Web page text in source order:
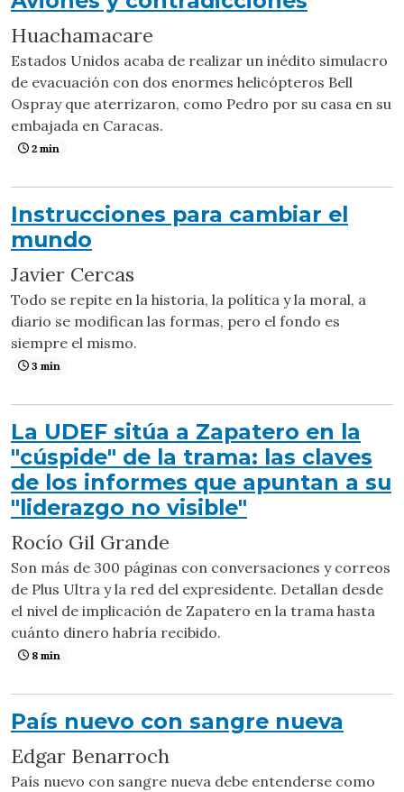
Huachamacare
Estados Unidos acaba de realizar un inédito simulacro
de evacuación con dos enormes helicópteros Bell
Ospray que aterrizaron, como Pedro por su casa en su
embajada en Caracas.
2 min
Instrucciones para cambiar el
mundo
Javier Cercas
Todo se repite en la historia, la política y la moral, a
diario se modifican las formas, pero el fondo es
siempre el mismo.
3 min
La UDEF sitúa a Zapatero en la
"cúspide" de la trama: las claves
de los informes que apuntan a su
"liderazgo no visible"
Rocío Gil Grande
Son más de 300 páginas con conversaciones y correos
de Plus Ultra y la red del expresidente. Detallan desde
el nivel de implicación de Zapatero en la trama hasta
cuánto dinero habría recibido.
8 min
País nuevo con sangre nueva
Edgar Benarroch
País nuevo con sangre nueva debe entenderse como